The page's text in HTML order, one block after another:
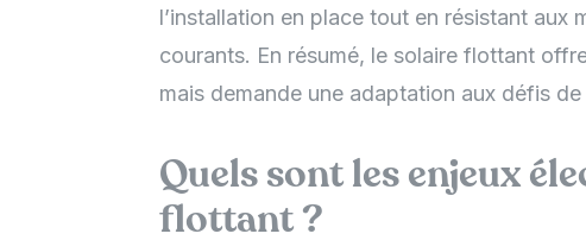
l’installation en place tout en résistant aux
courants. En résumé, le solaire flottant
mais demande une adaptation aux défis
Quels sont les enjeux
flottant ?